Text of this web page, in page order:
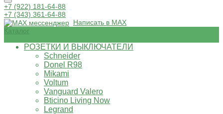
+7 (922) 181-64-88
+7 (343) 361-64-88
Написать в MAX
Каталог
РОЗЕТКИ И ВЫКЛЮЧАТЕЛИ
Schneider
Donel R98
Mikami
Voltum
Vanguard Valero
Bticino Living Now
Legrand